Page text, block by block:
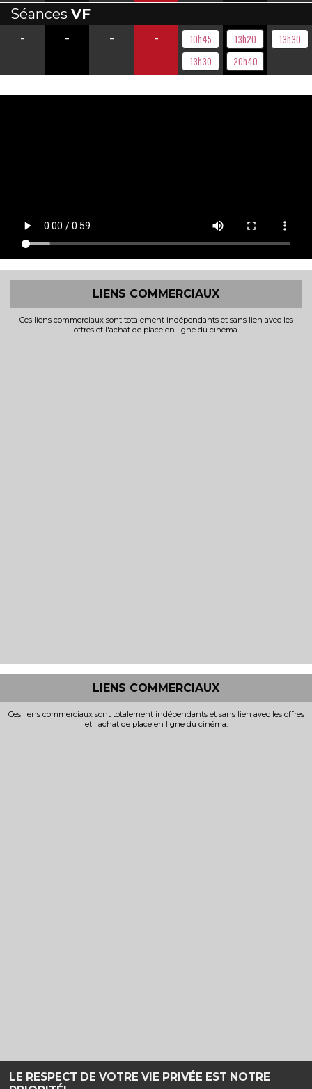
LE RESPECT DE VOTRE VIE PRIVÉE EST NOTRE
Séances VF
-
- - -
10h45
13h30
13h20
20h40
13h30
LIENS COMMERCIAUX
Ces liens commerciaux sont totalement indépendants et sans lien avec les
offres et l'achat de place en ligne du cinéma.
LIENS COMMERCIAUX
Ces liens commerciaux sont totalement indépendants et sans lien avec les offres
et l'achat de place en ligne du cinéma.